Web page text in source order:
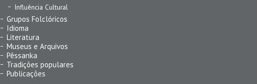
Influência Cultural
Grupos Folclóricos
Idioma
Literatura
Museus e Arquivos
Pêssanka
Tradições populares
Publicações